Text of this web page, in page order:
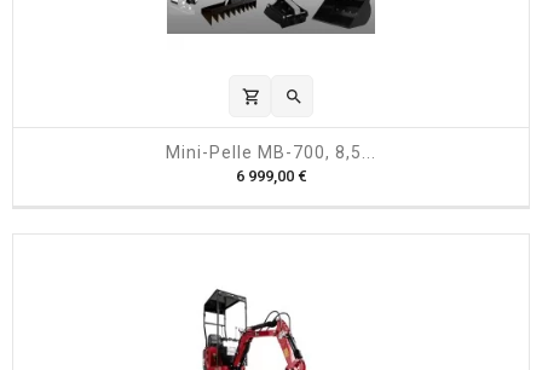
shopping_cart 
Mini-Pelle MB-700, 8,5...
6 999,00 €P
x